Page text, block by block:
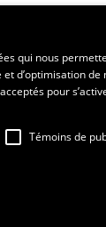
qui nous
d’optimisation
pour
Témoins de